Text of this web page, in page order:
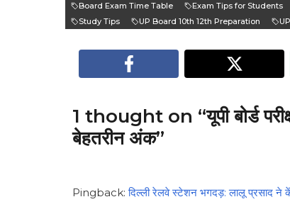
Board Exam Time Table Exam Tips for Students
Study Tips
UP Board 10th 12th Preparation
1 thought on “यूपी बोर्ड
बेहतरीन अंक”
Pingback:दिल्ली रेलवे स्टेशन भगदड़: लालू प्रसाद